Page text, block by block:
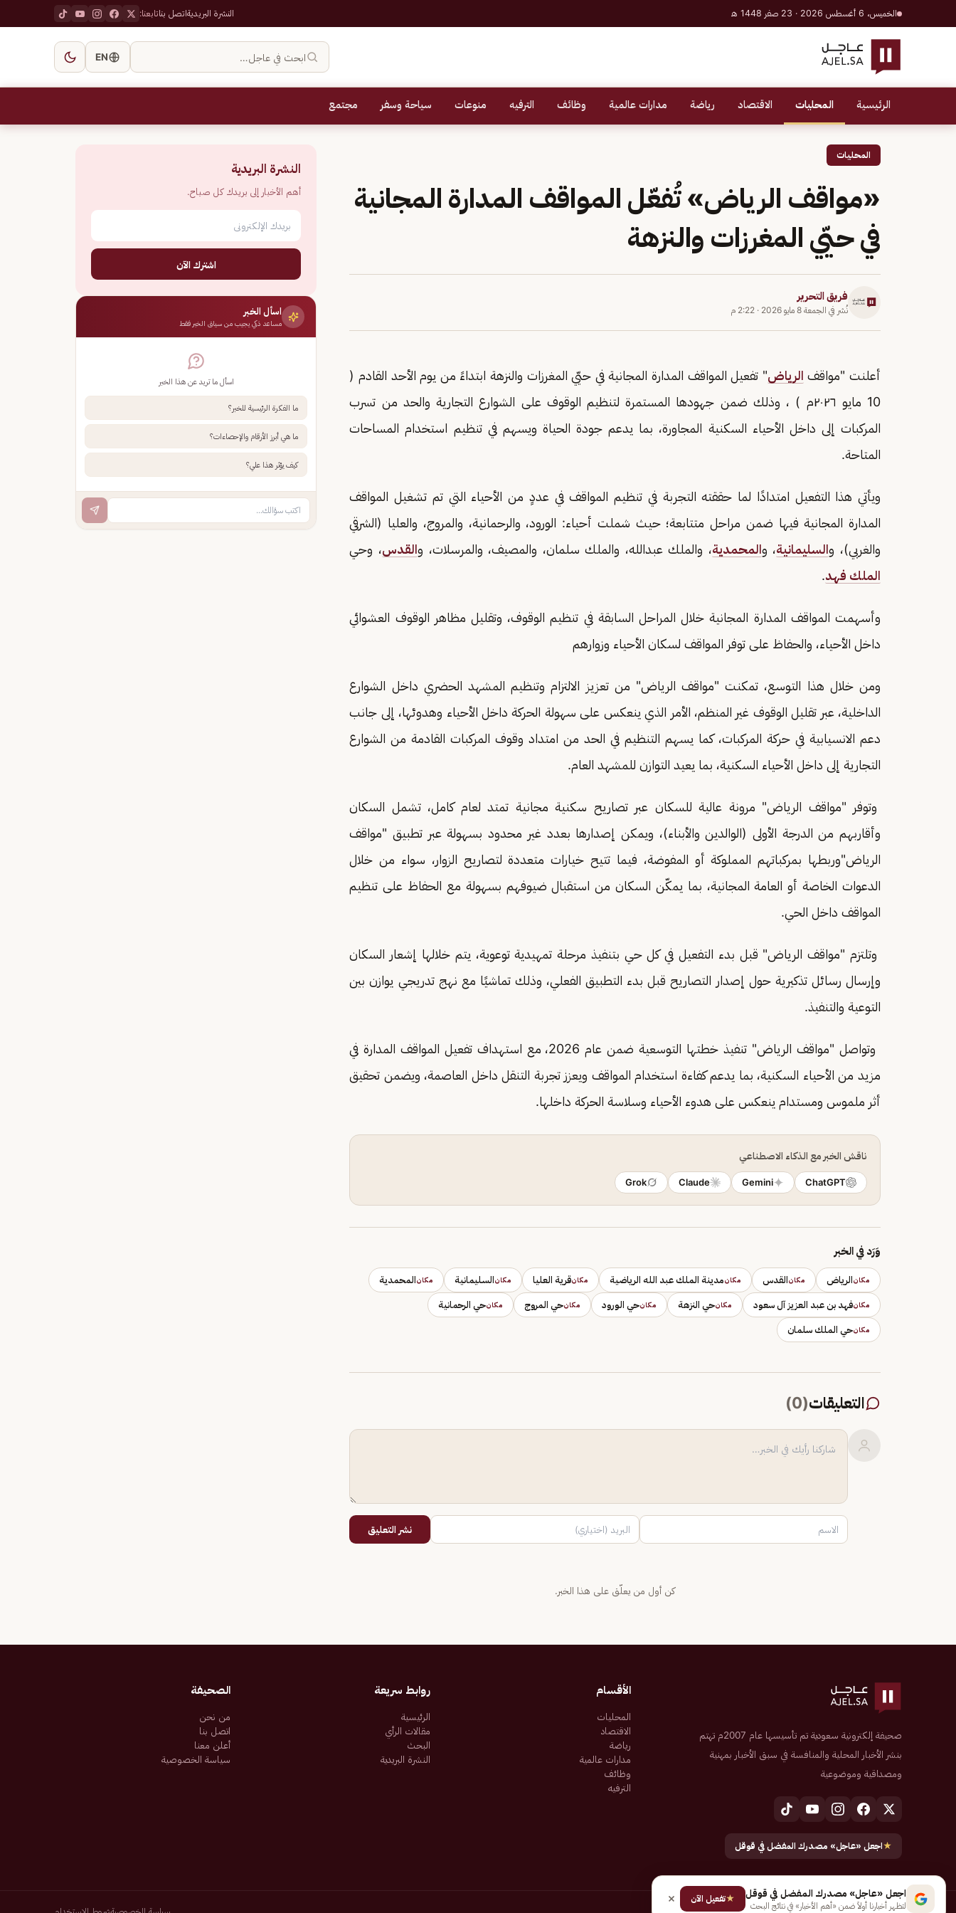
الخميس، 6 أغسطس 2026 · 23 صفر 1448 هـ النشرة البريديةاتصل بناتابعنا:
ابحث في عاجل… EN
الرئيسية المحليات الاقتصاد رياضة مدارات عالمية وظائف الترفيه منوعات سياحة وسفر مجتمع
المحليات
«مواقف الرياض» تُفعّل المواقف المدارة المجانية
في حيّي المغرزات والنزهة
فريق التحرير
نُشر في الجمعة 8 مايو 2026 · 2:22 م
أعلنت "مواقف الرياض" تفعيل المواقف المدارة المجانية في حيّي المغرزات والنزهة ابتداءً من يوم الأحد القادم (
10 مايو ٢٠٢٦م ) ، وذلك ضمن جهودها المستمرة لتنظيم الوقوف على الشوارع التجارية والحد من تسرب
المركبات إلى داخل الأحياء السكنية المجاورة، بما يدعم جودة الحياة ويسهم في تنظيم استخدام المساحات
المتاحة.
ويأتي هذا التفعيل امتدادًا لما حققته التجربة في تنظيم المواقف في عددٍ من الأحياء التي تم تشغيل المواقف
المدارة المجانية فيها ضمن مراحل متتابعة؛ حيث شملت أحياء: الورود، والرحمانية، والمروج، والعليا (الشرقي
والغربي)، والسليمانية، والمحمدية، والملك عبدالله، والملك سلمان، والمصيف، والمرسلات، والقدس، وحي
الملك فهد.
وأسهمت المواقف المدارة المجانية خلال المراحل السابقة في تنظيم الوقوف، وتقليل مظاهر الوقوف العشوائي
داخل الأحياء، والحفاظ على توفر المواقف لسكان الأحياء وزوارهم
ومن خلال هذا التوسع، تمكنت "مواقف الرياض" من تعزيز الالتزام وتنظيم المشهد الحضري داخل الشوارع
الداخلية، عبر تقليل الوقوف غير المنظم، الأمر الذي ينعكس على سهولة الحركة داخل الأحياء وهدوئها، إلى جانب
دعم الانسيابية في حركة المركبات، كما يسهم التنظيم في الحد من امتداد وقوف المركبات القادمة من الشوارع
التجارية إلى داخل الأحياء السكنية، بما يعيد التوازن للمشهد العام.
وتوفر "مواقف الرياض" مرونة عالية للسكان عبر تصاريح سكنية مجانية تمتد لعام كامل، تشمل السكان
وأقاربهم من الدرجة الأولى (الوالدين والأبناء)، ويمكن إصدارها بعدد غير محدود بسهولة عبر تطبيق "مواقف
الرياض"وربطها بمركباتهم المملوكة أو المفوضة، فيما تتيح خيارات متعددة لتصاريح الزوار، سواء من خلال
الدعوات الخاصة أو العامة المجانية، بما يمكّن السكان من استقبال ضيوفهم بسهولة مع الحفاظ على تنظيم
المواقف داخل الحي.
وتلتزم "مواقف الرياض" قبل بدء التفعيل في كل حي بتنفيذ مرحلة تمهيدية توعوية، يتم خلالها إشعار السكان
وإرسال رسائل تذكيرية حول إصدار التصاريح قبل بدء التطبيق الفعلي، وذلك تماشيًا مع نهج تدريجي يوازن بين
التوعية والتنفيذ.
وتواصل "مواقف الرياض" تنفيذ خطتها التوسعية ضمن عام 2026، مع استهداف تفعيل المواقف المدارة في
مزيد من الأحياء السكنية، بما يدعم كفاءة استخدام المواقف ويعزز تجربة التنقل داخل العاصمة، ويضمن تحقيق
أثر ملموس ومستدام ينعكس على هدوء الأحياء وسلاسة الحركة داخلها.
ناقش الخبر مع الذكاء الاصطناعي
ChatGPT
Gemini
Claude
Grok
وَرَد في الخبر
مكانالرياض مكانالقدس مكانمدينة الملك عبد الله الرياضية مكانقرية العليا مكانالسليمانية مكانالمحمدية
مكانفهد بن عبد العزيز آل سعود مكانحي النزهة مكانحي الورود مكانحي المروج مكانحي الرحمانية
مكانحي الملك سلمان
التعليقات(
0
)
نشر التعليق
كن أول من يعلّق على هذا الخبر.
النشرة البريدية
أهم الأخبار إلى بريدك كل صباح.
اشترك الآن
اسأل الخبر
مساعد ذكي يجيب من سياق الخبر فقط
اسأل ما تريد عن هذا الخبر
ما الفكرة الرئيسية للخبر؟
ما هي أبرز الأرقام والإحصاءات؟
كيف يؤثر هذا علي؟
صحيفة إلكترونية سعودية تم تأسيسها عام 2007م تهتم
بنشر الأخبار المحلية والمنافسة في سبق الأخبار بمهنية
ومصداقية وموضوعية
★اجعل «عاجل» مصدرك المفضل في قوقل
الأقسام
المحليات
الاقتصاد
رياضة
مدارات عالمية
وظائف
الترفيه
روابط سريعة
الرئيسية
مقالات الرأي
البحث
النشرة البريدية
الصحيفة
من نحن
اتصل بنا
أعلن معنا
سياسة الخصوصية
اجعل «عاجل» مصدرك المفضل في قوقل
لتظهر أخبارنا أولاً ضمن «أهم الأخبار» في نتائج البحث
★تفعيل الآن